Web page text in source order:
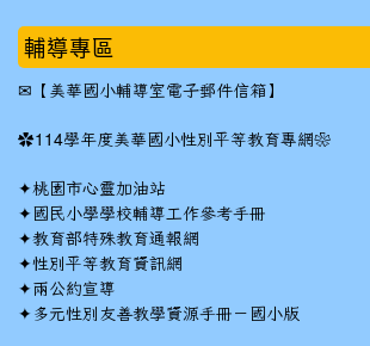
輔導專區
✉ 【美華國小輔導室電子郵件信箱】
✿114學年度美華國小性別平等教育專網❀
✦桃園市心靈加油站
✦ 國民小學學校輔導工作參考手冊
✦教育部特殊教育通報網
✦性別平等教育資訊網
✦兩公約宣導
✦ 多元性別友善教學資源手冊－國小版